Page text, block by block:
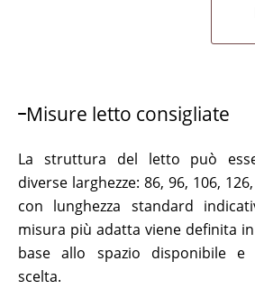
Misure letto consigliate
La struttura del letto può
diverse larghezze: 86, 96, 106,
con lunghezza standard
misura più adatta viene definita
base allo spazio disponibile e
scelta.